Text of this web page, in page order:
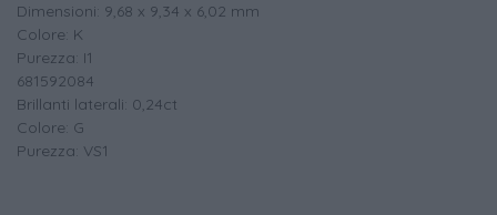
Dimensioni: 9,68 x 9,34 x 6,02 mm
Colore: K
Purezza: I1
681592084
Brillanti laterali: 0,24ct
Colore: G
Purezza: VS1